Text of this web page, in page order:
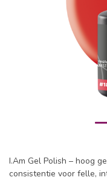
I.Am Gel Polish – hoog
consistentie voor felle,